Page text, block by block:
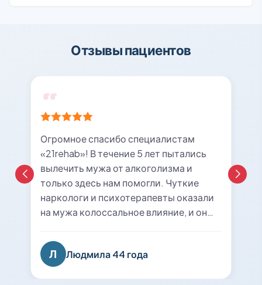
Отзывы пациентов
Огромное спасибо специалистам
«21rehab»! В течение 5 лет пытались
вылечить мужа от алкоголизма и
только здесь нам помогли. Чуткие
наркологи и психотерапевты оказали
на мужа колоссальное влияние, и он
выполнение всех рекомендаций
позволило ему выйти на работу и
ограничить общение с «друзьями».
Л Людмила 44 года